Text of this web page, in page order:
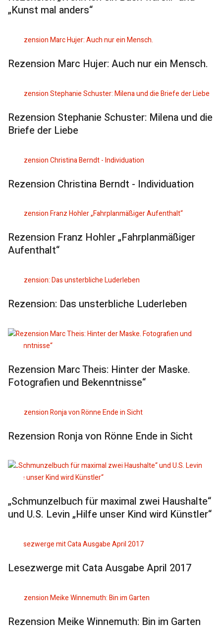
„Kunst mal anders“
Rezension Marc Hujer: Auch nur ein Mensch.
Rezension Stephanie Schuster: Milena und die
Briefe der Liebe
Rezension Christina Berndt - Individuation
Rezension Franz Hohler „Fahrplanmäßiger
Aufenthalt“
Rezension: Das unsterbliche Luderleben
Rezension Marc Theis: Hinter der Maske.
Fotografien und Bekenntnisse“
Rezension Ronja von Rönne Ende in Sicht
„Schmunzelbuch für maximal zwei Haushalte“
und U.S. Levin „Hilfe unser Kind wird Künstler“
Lesezwerge mit Cata Ausgabe April 2017
Rezension Meike Winnemuth: Bin im Garten